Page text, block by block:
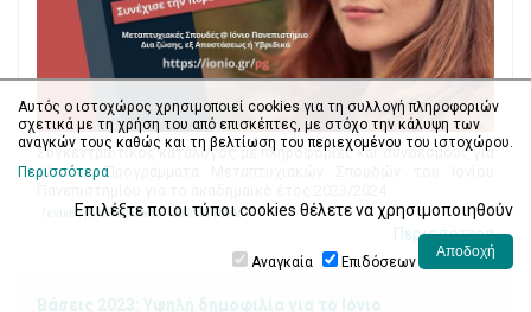
Συγκεντρωτικός κατάλογος με πληροφορίες και συνδέσμους για
όλα τα Προγράμματα Μεταπτυχιακών Σπουδών του Ιονίου
Γενικές Ανακοινώσεις Δελτία Τύπου
Περισσότερα
Βάσεις 2023: Υψηλή δημοφιλία για το Ιόνιο
Αυτός ο ιστοχώρος χρησιμοποιεί cookies για τη συλλογή πληροφοριών
σχετικά με τη χρήση του από επισκέπτες, με στόχο την κάλυψη των
αναγκών τους καθώς και τη βελτίωση του περιεχομένου του ιστοχώρου.
Περισσότερα
Επιλέξτε ποιοι τύποι cookies θέλετε να χρησιμοποιηθούν
Αναγκαία Επιδόσεων